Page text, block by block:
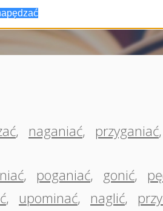
, naganiać, przyganiać,
, poganiać, gonić,
, upominać, naglić,